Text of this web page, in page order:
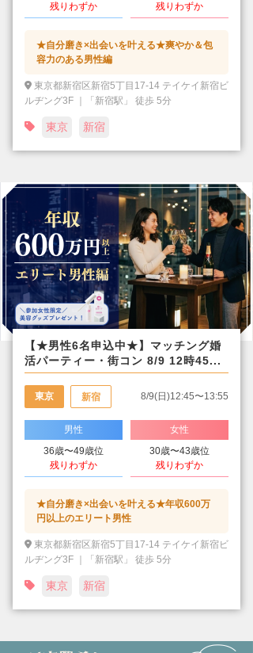
残りわずか
残りわずか
★自分磨き×出会いを叶える★爽やか＆包
容力のある男性編
東京都新宿区新宿5丁目17-14 テイケイ新宿ビ
ルヂング3F ｜「新宿駅」 徒歩 5分
東京 新宿
【★男性6名申込中★】マッチング婚
活パーティー・街コン 8/9 12時45...
東京 新宿 8/9(日)12:45〜13:55
男性
36歳〜49歳位
残りわずか
女性
30歳〜43歳位
残りわずか
★自分磨き×出会いを叶える★年収600万
円以上のエリート男性
東京都新宿区新宿5丁目17-14 テイケイ新宿ビ
ルヂング3F ｜「新宿駅」 徒歩 5分
東京 新宿